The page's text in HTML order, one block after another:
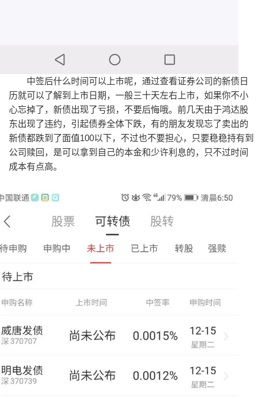
中签后什么时间可以上市呢，通过查看证券公司的新债日
历就可以了解到上市日期，一般三十天左右上市，如果你不小
心忘掉了，新债出现了亏损，不要后悔哦。前几天由于鸿达股
东出现了违约，引起债券全体下跌，有的朋友发现忘了卖出的
新债都跌到了面值100以下，不过也不要担心，只要稳稳持有到
公司赎回，是可以拿到自己的本金和少许利息的，只不过时间
成本有点高。